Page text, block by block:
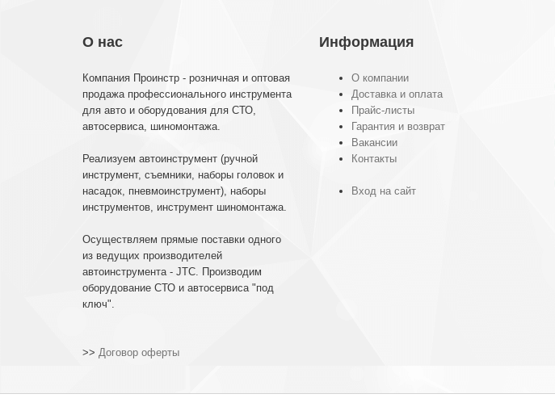
О нас
Компания Проинстр - розничная и оптовая
продажа профессионального инструмента
для авто и оборудования для СТО,
автосервиса, шиномонтажа.
Реализуем автоинструмент (ручной
инструмент, съемники, наборы головок и
насадок, пневмоинструмент), наборы
инструментов, инструмент шиномонтажа.
Осуществляем прямые поставки одного
из ведущих производителей
автоинструмента - JTC. Производим
оборудование СТО и автосервиса "под
ключ".
>> Договор оферты
Информация
О компании
Доставка и оплата
Прайс-листы
Гарантия и возврат
Вакансии
Контакты
Вход на сайт